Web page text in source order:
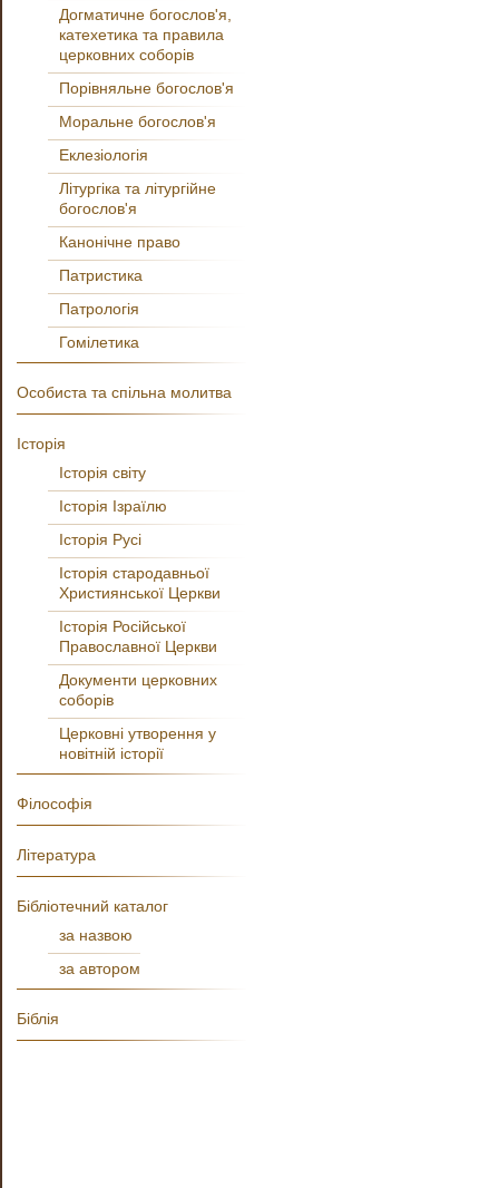
Догматичне богослов'я,
катехетика та правила
церковних соборів
Порівняльне богослов'я
Моральне богослов'я
Еклезіологія
Літургіка та літургійне
богослов'я
Канонічне право
Патристика
Патрологія
Гомілетика
Особиста та спільна молитва
Історія
Історія світу
Історія Ізраїлю
Історія Русі
Історія стародавньої
Християнської Церкви
Історія Російської
Православної Церкви
Документи церковних
соборів
Церковні утворення у
новітній історії
Філософія
Література
Бібліотечний каталог
за назвою
за автором
Біблія